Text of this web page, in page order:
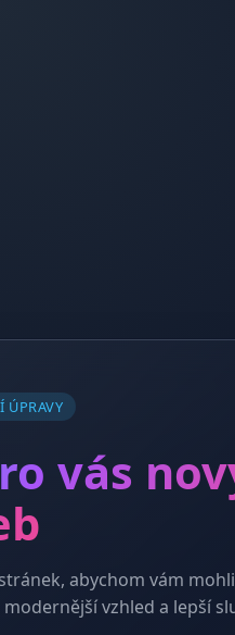
ÚPRAVY
vás
abychom vám
vzhled a lepší